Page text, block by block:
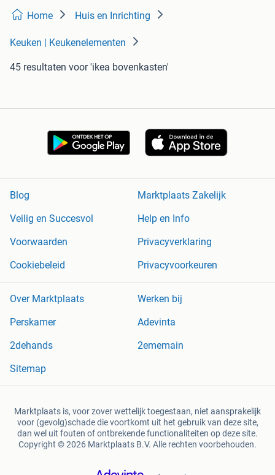
Home Huis en Inrichting
Keuken | Keukenelementen
45 resultaten voor 'ikea bovenkasten'
Blog
Marktplaats Zakelijk
Veilig en Succesvol
Help en Info
Voorwaarden
Privacyverklaring
Cookiebeleid
Privacyvoorkeuren
Over Marktplaats
Werken bij
Perskamer
Adevinta
2dehands
2ememain
Sitemap
Marktplaats is, voor zover wettelijk toegestaan, niet aansprakelijk
voor (gevolg)schade die voortkomt uit het gebruik van deze site,
dan wel uit fouten of ontbrekende functionaliteiten op deze site.
Copyright © 2026 Marktplaats B.V. Alle rechten voorbehouden.